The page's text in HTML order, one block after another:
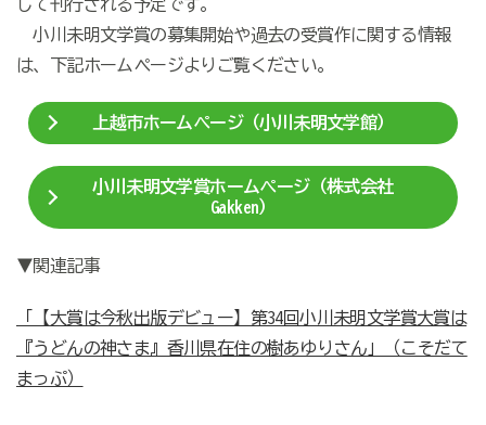
して刊行される予定です。
小川未明文学賞の募集開始や過去の受賞作に関する情報
は、下記ホームページよりご覧ください。
上越市ホームページ（小川未明文学館）
小川未明文学賞ホームページ（株式会社
Gakken）
▼関連記事
「【大賞は今秋出版デビュー】第34回小川未明文学賞大賞は
『うどんの神さま』香川県在住の樹あゆりさん」（こそだて
まっぷ）